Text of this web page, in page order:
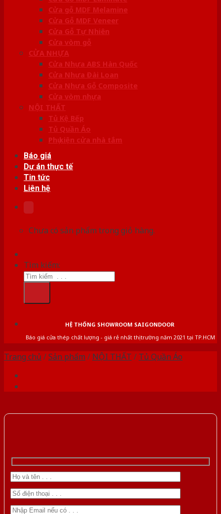
Cửa gỗ MDF Melamine
Cửa Gỗ MDF Veneer
Cửa Gỗ Tự Nhiên
Cửa vòm gỗ
CỬA NHỰA
Cửa Nhựa ABS Hàn Quốc
Cửa Nhựa Đài Loan
Cửa Nhựa Gỗ Composite
Cửa vòm nhựa
NỘI THẤT
Tủ Kệ Bếp
Tủ Quần Áo
Phụ kiện cửa nhà tắm
Báo giá
Dự án thực tế
Tin tức
Liên hệ
Chưa có sản phẩm trong giỏ hàng.
Tìm kiếm:
HỆ THỐNG SHOWROOM SAIGONDOOR
Báo giá cửa thép chất lượng - giá rẻ nhất thị trường năm 2021 tại TP.HCM
Trang chủ /Sản phẩm / NỘI THẤT / Tủ Quần Áo